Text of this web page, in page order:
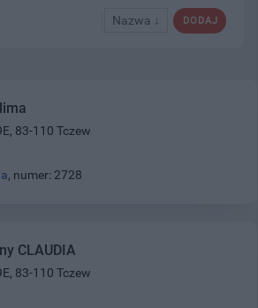
DODAJ
Nazwa ↓
83-110 Tczew
, numer: 2728
CLAUDIA
83-110 Tczew